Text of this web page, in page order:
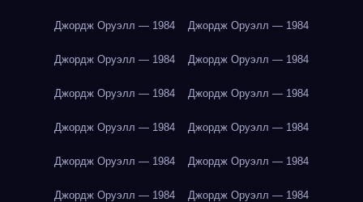
Джордж Оруэлл — 1984 Джордж Оруэлл — 1984
Джордж Оруэлл — 1984 Джордж Оруэлл — 1984
Джордж Оруэлл — 1984 Джордж Оруэлл — 1984
Джордж Оруэлл — 1984 Джордж Оруэлл — 1984
Джордж Оруэлл — 1984 Джордж Оруэлл — 1984
Джордж Оруэлл — 1984 Джордж Оруэлл — 1984